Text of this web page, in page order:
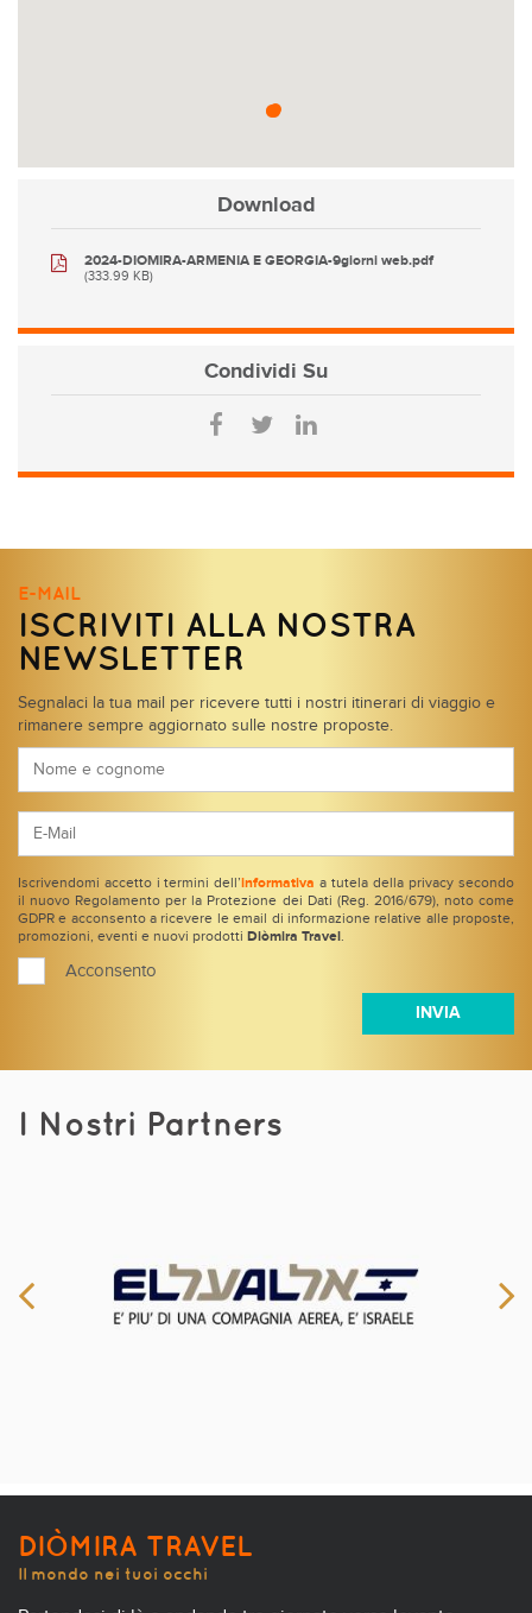
Download
2024-DIOMIRA-ARMENIA E GEORGIA-9giorni web.pdf
(333.99 KB)
Condividi Su
E-MAIL
ISCRIVITI ALLA NOSTRA
NEWSLETTER
Segnalaci la tua mail per ricevere tutti i nostri itinerari di viaggio e
rimanere sempre aggiornato sulle nostre proposte.
Iscrivendomi accetto i termini dell’ informativa a tutela della privacy secondo
il nuovo Regolamento per la Protezione dei Dati (Reg. 2016/679), noto come
GDPR e acconsento a ricevere le email di informazione relative alle proposte,
promozioni, eventi e nuovi prodotti Diòmira Travel .
Acconsento
I Nostri Partners
DIÒMIRA TRAVEL
Il mondo nei tuoi occhi